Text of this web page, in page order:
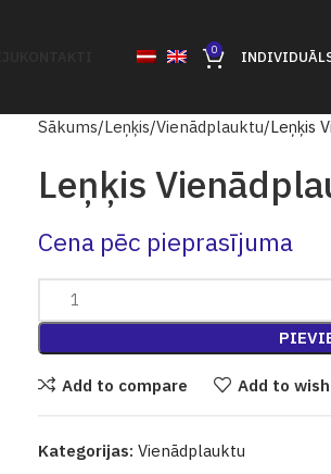
0
Sākums Leņķis Vienādplauktu Leņķis
Leņķis
Cena pēc pieprasījuma
Add to compare Add to
Kategorijas: Vienādplauktu